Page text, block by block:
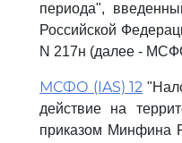
периода",
Российской
N 217н (далее -
МСФО (IAS) 12
действие на
приказом Минфина